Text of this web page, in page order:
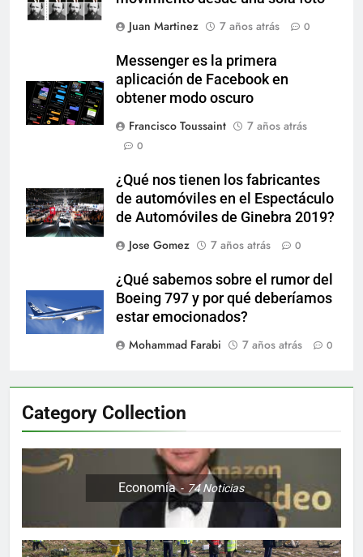
Juan Martinez
7 años atrás 0
Messenger es la primera
aplicación de Facebook en
obtener modo oscuro
Francisco Toussaint
7 años atrás
0
¿Qué nos tienen los fabricantes
de automóviles en el Espectáculo
de Automóviles de Ginebra 2019?
Jose Gomez
7 años atrás 0
¿Qué sabemos sobre el rumor del
Boeing 797 y por qué deberíamos
estar emocionados?
Mohammad Farabi
7 años atrás 0
Category Collection
Economía 74Noticias